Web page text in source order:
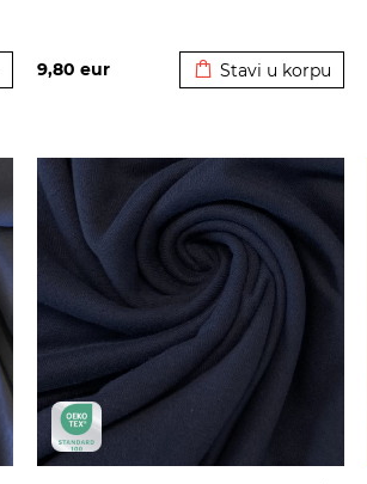
9,80 eur Stavi u korpu